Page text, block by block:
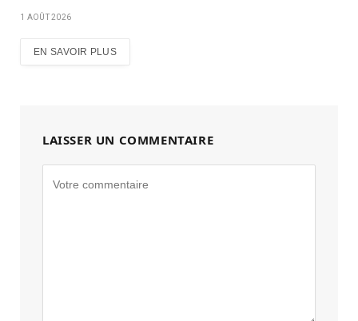
1 AOÛT 2026
EN SAVOIR PLUS
LAISSER UN COMMENTAIRE